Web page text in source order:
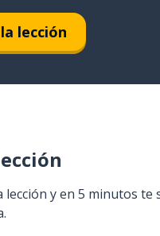
lección
y en 5 minutos